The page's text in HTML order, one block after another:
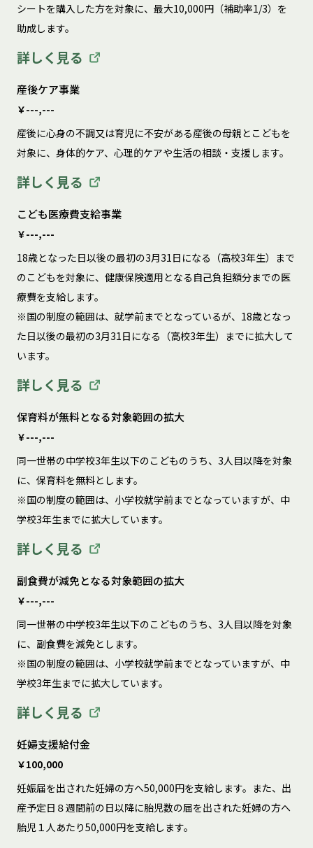
シートを購入した方を対象に、最大10,000円（補助率1/3）を
助成します。
詳しく見る
産後ケア事業
￥---,---
産後に心身の不調又は育児に不安がある産後の母親とこどもを
対象に、身体的ケア、心理的ケアや生活の相談・支援します。
詳しく見る
こども医療費支給事業
￥---,---
18歳となった日以後の最初の3月31日になる（高校3年生）まで
のこどもを対象に、健康保険適用となる自己負担額分までの医
療費を支給します。
※国の制度の範囲は、就学前までとなっているが、18歳となっ
た日以後の最初の3月31日になる（高校3年生）までに拡大して
います。
詳しく見る
保育料が無料となる対象範囲の拡大
￥---,---
同一世帯の中学校3年生以下のこどものうち、3人目以降を対象
に、保育料を無料とします。
※国の制度の範囲は、小学校就学前までとなっていますが、中
学校3年生までに拡大しています。
詳しく見る
副食費が減免となる対象範囲の拡大
￥---,---
同一世帯の中学校3年生以下のこどものうち、3人目以降を対象
に、副食費を減免とします。
※国の制度の範囲は、小学校就学前までとなっていますが、中
学校3年生までに拡大しています。
詳しく見る
妊婦支援給付金
￥100,000
妊娠届を出された妊婦の方へ50,000円を支給します。また、出
産予定日８週間前の日以降に胎児数の届を出された妊婦の方へ
胎児１人あたり50,000円を支給します。